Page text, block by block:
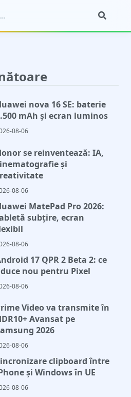
nova 16 SE: baterie
mAh și ecran luminos
08-06
se reinventează: IA,
și
08-06
MatePad Pro 2026:
subțire, ecran
08-06
17 QPR 2 Beta 2: ce
nou pentru Pixel
08-06
Video va transmite în
Avansat pe
2026
08-06
clipboard între
și Windows în UE
08-06